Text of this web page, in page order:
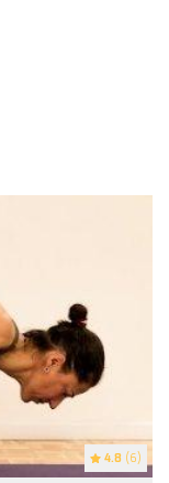
4.8 (6)